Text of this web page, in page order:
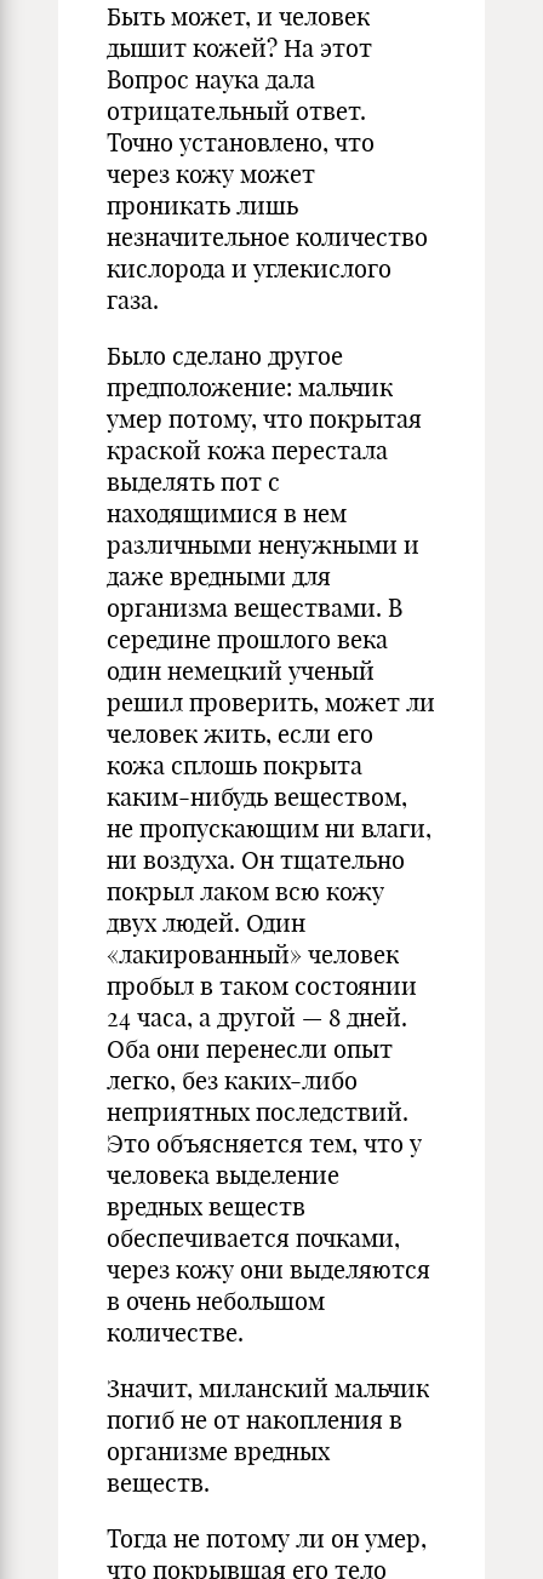
Быть может, и человек
дышит кожей? На этот
Вопрос наука дала
отрицательный ответ.
Точно установлено, что
через кожу может
проникать лишь
незначительное количество
кислорода и углекислого
газа.
Было сделано другое
предположение: мальчик
умер потому, что покрытая
краской кожа перестала
выделять пот с
находящимися в нем
различными ненужными и
даже вредными для
организма веществами. В
середине прошлого века
один немецкий ученый
решил проверить, может ли
человек жить, если его
кожа сплошь покрыта
каким-нибудь веществом,
не пропускающим ни влаги,
ни воздуха. Он тщательно
покрыл лаком всю кожу
двух людей. Один
«лакированный» человек
пробыл в таком состоянии
24 часа, а другой — 8 дней.
Оба они перенесли опыт
легко, без каких-либо
неприятных последствий.
Это объясняется тем, что у
человека выделение
вредных веществ
обеспечивается почками,
через кожу они выделяются
в очень небольшом
количестве.
Значит, миланский мальчик
погиб не от накопления в
организме вредных
веществ.
Тогда не потому ли он умер,
что покрывшая его тело